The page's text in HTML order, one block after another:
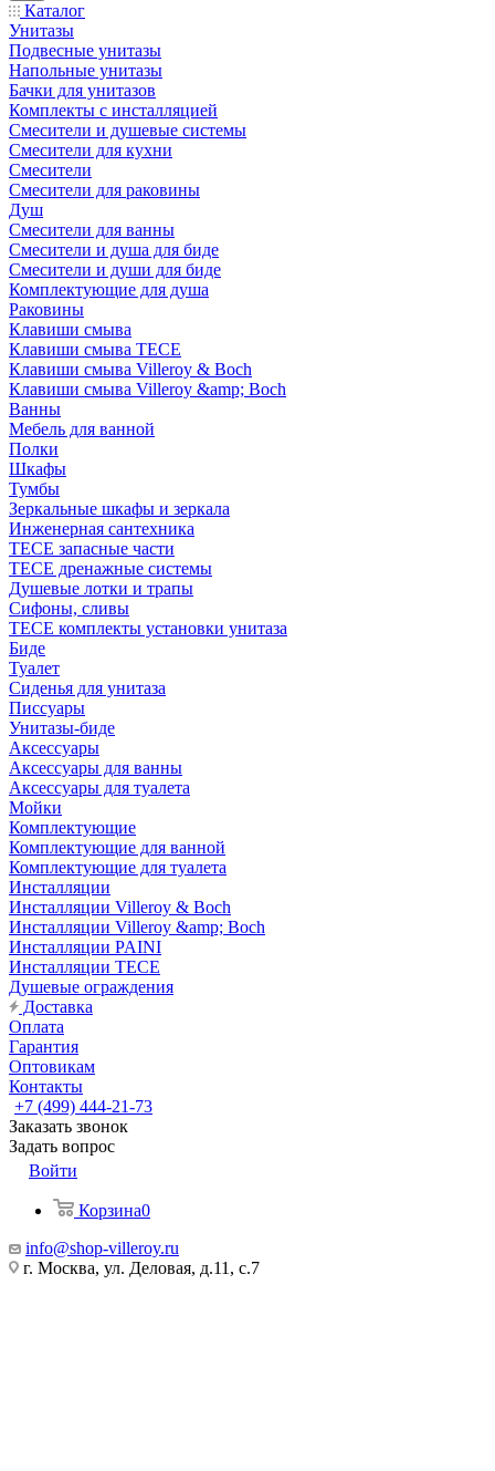
Каталог
Унитазы
Подвесные унитазы
Напольные унитазы
Бачки для унитазов
Комплекты с инсталляцией
Смесители и душевые системы
Смесители для кухни
Смесители
Смесители для раковины
Душ
Смесители для ванны
Смесители и душа для биде
Смесители и души для биде
Комплектующие для душа
Раковины
Клавиши смыва
Клавиши смыва TECE
Клавиши смыва Villeroy & Boch
Клавиши смыва Villeroy &amp; Boch
Ванны
Мебель для ванной
Полки
Шкафы
Тумбы
Зеркальные шкафы и зеркала
Инженерная сантехника
TECE запасные части
TECE дренажные системы
Душевые лотки и трапы
Сифоны, сливы
TECE комплекты установки унитаза
Биде
Туалет
Сиденья для унитаза
Писсуары
Унитазы-биде
Аксессуары
Аксессуары для ванны
Аксессуары для туалета
Мойки
Комплектующие
Комплектующие для ванной
Комплектующие для туалета
Инсталляции
Инсталляции Villeroy & Boch
Инсталляции Villeroy &amp; Boch
Инсталляции PAINI
Инсталляции TECE
Душевые ограждения
Доставка
Оплата
Гарантия
Оптовикам
Контакты
+7 (499) 444-21-73
Заказать звонок
Задать вопрос
Войти
Корзина0
info@shop-villeroy.ru
г. Москва, ул. Деловая, д.11, с.7